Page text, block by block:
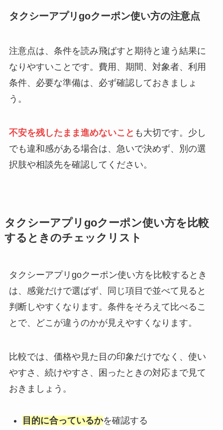
タクシーアプリgoクーポン使い方の注意点
注意点は、条件を読み飛ばすと期待と違う結果に
なりやすいことです。費用、期間、対象者、利用
条件、必要な準備は、必ず確認しておきましょ
う。
不安を残したまま進めないこと も大切です。少し
でも違和感がある場合は、急いで決めず、別の選
択肢や相談先を確認してください。
タクシーアプリgoクーポン使い方を比較
するときのチェックリスト
タクシーアプリgoクーポン使い方を比較するとき
は、感覚だけで選ばず、同じ項目で並べて見ると
判断しやすくなります。条件をそろえて比べるこ
とで、どこが違うのかが見えやすくなります。
比較では、価格や見た目の印象だけでなく、使い
やすさ、続けやすさ、困ったときの対応まで見て
おきましょう。
目的に合っているかを確認する